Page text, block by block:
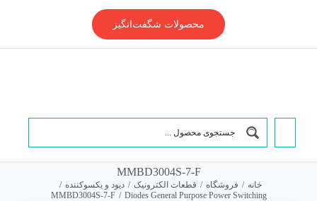
محصولات شگفت‌انگیز
MMBD3004S-7-F
خانه / فروشگاه / قطعات الکترونیک / دیود و یکسوکننده /
Diodes General Purpose Power Switching
/
MMBD3004S-7-F